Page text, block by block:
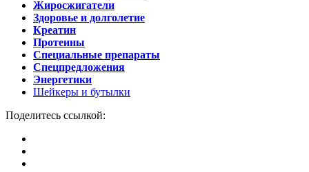
Жиросжигатели
Здоровье и долголетие
Креатин
Протеины
Специальные препараты
Спецпредложения
Энергетики
Шейкеры и бутылки
Поделитесь ссылкой: